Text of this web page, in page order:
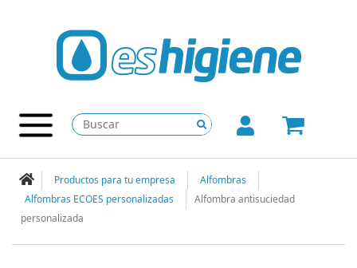
Productos para tu empresa
Alfombras
Alfombras ECOES personalizadas
Alfombra antisuciedad
personalizada